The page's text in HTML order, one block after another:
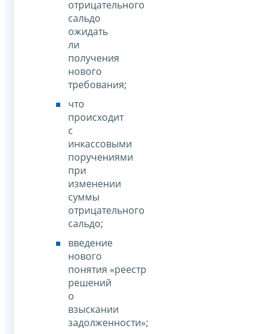
отрицательного
сальдо
ожидать
ли
получения
нового
требования;
что
происходит
с
инкассовыми
поручениями
при
изменении
суммы
отрицательного
сальдо;
введение
нового
понятия «реестр
решений
о
взыскании
задолженности»;